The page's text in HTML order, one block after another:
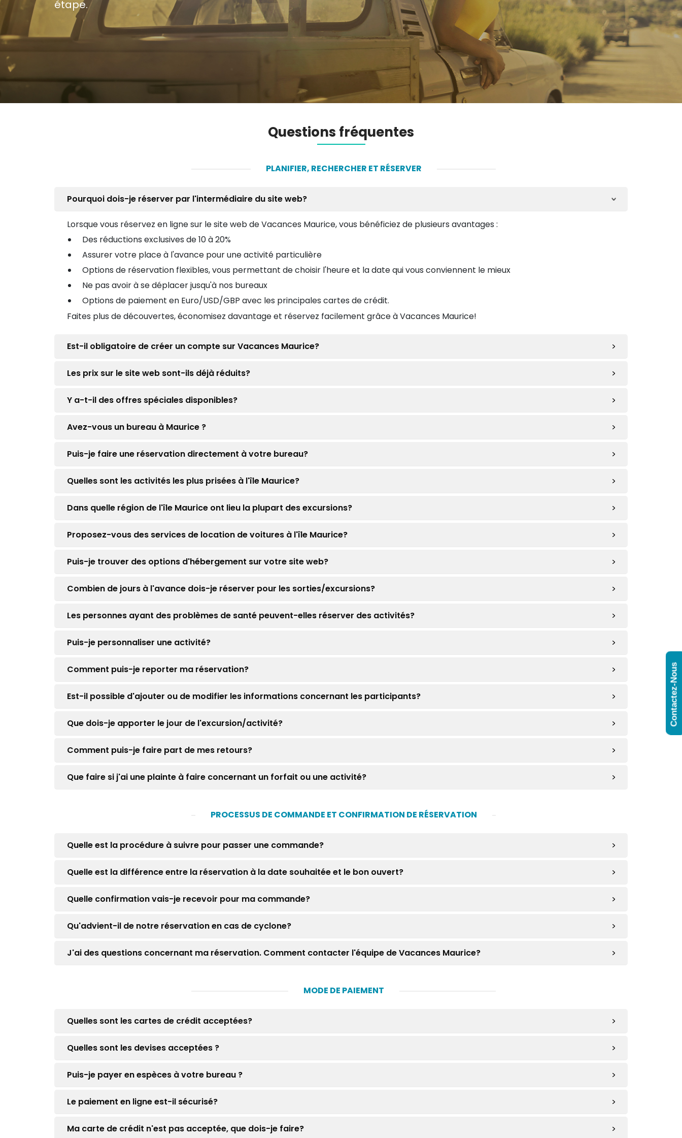
étape.
Questions fréquentes
PLANIFIER, RECHERCHER ET RÉSERVER
Pourquoi dois-je réserver par l'intermédiaire du site web?
Lorsque vous réservez en ligne sur le site web de Vacances Maurice, vous bénéficiez de plusieurs avantages :
Des réductions exclusives de 10 à 20%
Assurer votre place à l'avance pour une activité particulière
Options de réservation flexibles, vous permettant de choisir l'heure et la date qui vous conviennent le mieux
Ne pas avoir à se déplacer jusqu'à nos bureaux
Options de paiement en Euro/USD/GBP avec les principales cartes de crédit.
Faites plus de découvertes, économisez davantage et réservez facilement grâce à Vacances Maurice!
Est-il obligatoire de créer un compte sur Vacances Maurice?
Les prix sur le site web sont-ils déjà réduits?
Y a-t-il des offres spéciales disponibles?
Avez-vous un bureau à Maurice ?
Puis-je faire une réservation directement à votre bureau?
Quelles sont les activités les plus prisées à l'île Maurice?
Dans quelle région de l'île Maurice ont lieu la plupart des excursions?
Proposez-vous des services de location de voitures à l'île Maurice?
Puis-je trouver des options d'hébergement sur votre site web?
Combien de jours à l'avance dois-je réserver pour les sorties/excursions?
Les personnes ayant des problèmes de santé peuvent-elles réserver des activités?
Puis-je personnaliser une activité?
Comment puis-je reporter ma réservation?
Est-il possible d'ajouter ou de modifier les informations concernant les participants?
Que dois-je apporter le jour de l'excursion/activité?
Comment puis-je faire part de mes retours?
Que faire si j'ai une plainte à faire concernant un forfait ou une activité?
PROCESSUS DE COMMANDE ET CONFIRMATION DE RÉSERVATION
Quelle est la procédure à suivre pour passer une commande?
Quelle est la différence entre la réservation à la date souhaitée et le bon ouvert?
Quelle confirmation vais-je recevoir pour ma commande?
Qu'advient-il de notre réservation en cas de cyclone?
J'ai des questions concernant ma réservation. Comment contacter l'équipe de Vacances Maurice?
MODE DE PAIEMENT
Quelles sont les cartes de crédit acceptées?
Quelles sont les devises acceptées ?
Puis-je payer en espèces à votre bureau ?
Le paiement en ligne est-il sécurisé?
Ma carte de crédit n'est pas acceptée, que dois-je faire?
Contactez-Nous